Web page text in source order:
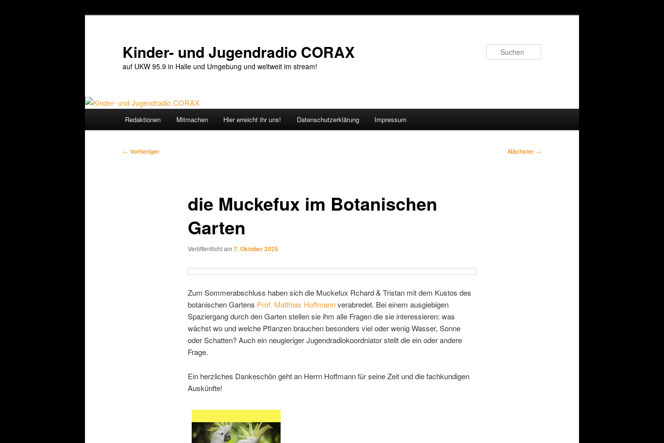
Kinder- und Jugendradio CORAX
auf UKW 95.9 in Halle und Umgebung und weltweit im stream!
Redaktionen Mitmachen Hier erreicht ihr uns! Datenschutzerklärung Impressum
Beitragsnavigation
← Vorheriger Nächster →
die Muckefux im Botanischen
Garten
Veröffentlicht am 7. Oktober 2025
Zum Sommerabschluss haben sich die Muckefux Rchard & Tristan mit dem Kustos des
botanischen Gartens Prof. Matthias Hoffmannverabredet. Bei einem ausgiebigen
Spaziergang durch den Garten stellen sie ihm alle Fragen die sie interessieren: was
wächst wo und welche Pflanzen brauchen besonders viel oder wenig Wasser, Sonne
oder Schatten? Auch ein neugieriger Jugendradiokoordniator stellt die ein oder andere
Frage.
Ein herzliches Dankeschön geht an Herrn Hoffmann für seine Zeit und die fachkundigen
Auskünfte!